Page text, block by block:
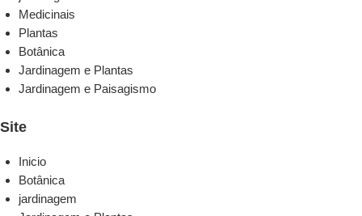
Medicinais
Plantas
Botânica
Jardinagem e Plantas
Jardinagem e Paisagismo
Site
Inicio
Botânica
jardinagem